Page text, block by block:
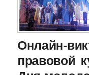
Онлайн-
правовой